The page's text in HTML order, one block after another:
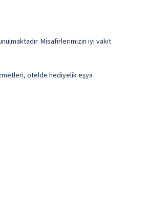
Misafirlerimizin iyi vakit
otelde hediyelik eşya